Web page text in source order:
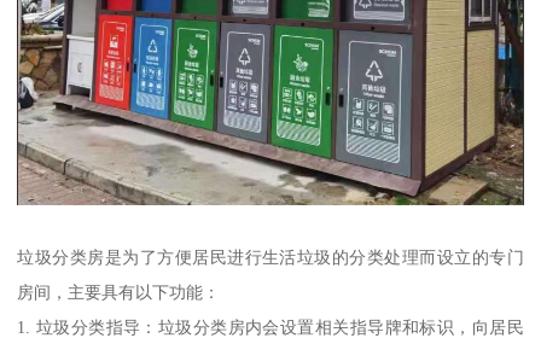
垃圾分类房是为了方便居民进行生活垃圾的分类处理而设立的专门
房间，主要具有以下功能：
1. 垃圾分类指导：垃圾分类房内会设置相关指导牌和标识，向居民